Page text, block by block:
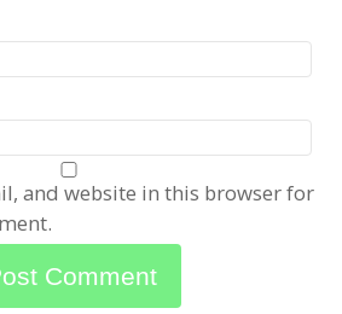
and website in this browser for